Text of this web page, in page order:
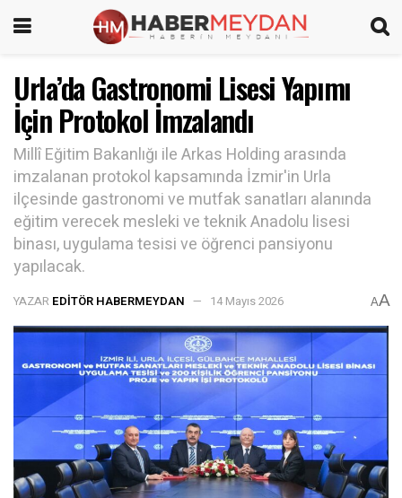
Urla’da Gastronomi Lisesi Yapımı
İçin Protokol İmzalandı
Millî Eğitim Bakanlığı ile Arkas Holding arasında
imzalanan protokol kapsamında İzmir'in Urla
ilçesinde gastronomi ve mutfak sanatları alanında
eğitim verecek mesleki ve teknik Anadolu lisesi
binası, uygulama tesisi ve öğrenci pansiyonu
yapılacak.
YAZAR EDITÖR HABERMEYDAN 14 Mayıs 2026 AA